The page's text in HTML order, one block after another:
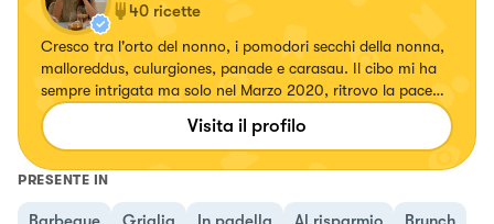
40 ricette
Cresco tra l'orto del nonno, i pomodori secchi della nonna,
malloreddus, culurgiones, panade e carasau. Il cibo mi ha
sempre intrigata ma solo nel Marzo 2020, ritrovo la pace
stando in cucina. Inizio a sperimentare, provare nuove e
perfezionare vecchie ricette. Nell’ Aprile 2022, nasce Ali's
Visita il profilo
PRESENTE IN